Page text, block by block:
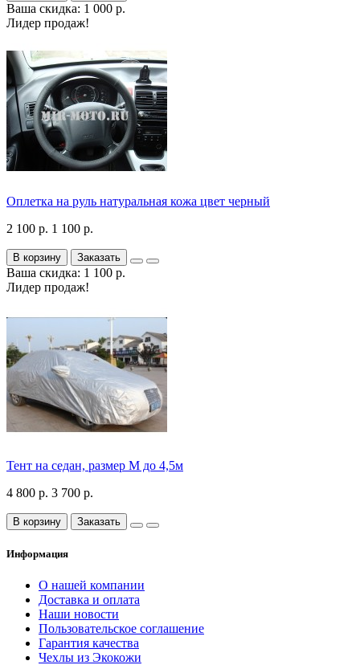
Ваша скидка: 1 000 р.
Лидер продаж!
Оплетка на руль натуральная кожа цвет черный
2 100 р. 1 100 р.
В корзину Заказать
Ваша скидка: 1 100 р.
Лидер продаж!
Тент на седан, размер М до 4,5м
4 800 р. 3 700 р.
В корзину Заказать
Информация
О нашей компании
Доставка и оплата
Наши новости
Пользовательское соглашение
Гарантия качества
Чехлы из Экокожи